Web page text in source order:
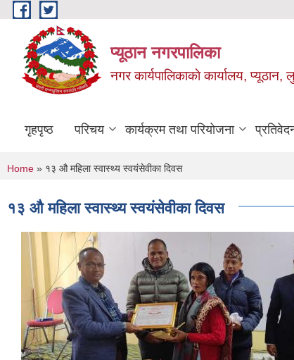
Skip to main content
प्यूठान नगरपालिका
नगर कार्यपालिकाकाे कार्यालय, प्यूठान,
गृहपृष्ठ परिचय कार्यक्रम तथा परियोजना
You are here
Home » १३ औ महिला स्वास्थ्य स्वयंसेवीका दिवस
१३ औ महिला स्वास्थ्य स्वयंसेवीका दिवस